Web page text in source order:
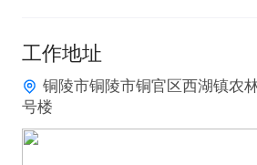
工作地址
铜陵市铜陵市铜官区西湖镇农
号楼